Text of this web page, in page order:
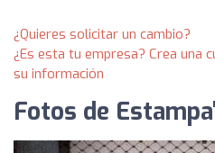
¿Quieres solicitar un cambio?
¿Es esta tu empresa? Crea una
su información
Fotos de